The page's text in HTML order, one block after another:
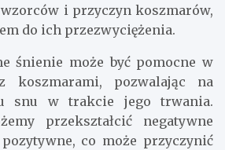
i przyczyn koszmarów,
do ich przezwyciężenia.
śnienie może być pomocne w
koszmarami, pozwalając na
snu w trakcie jego trwania.
przekształcić negatywne
co może przyczynić